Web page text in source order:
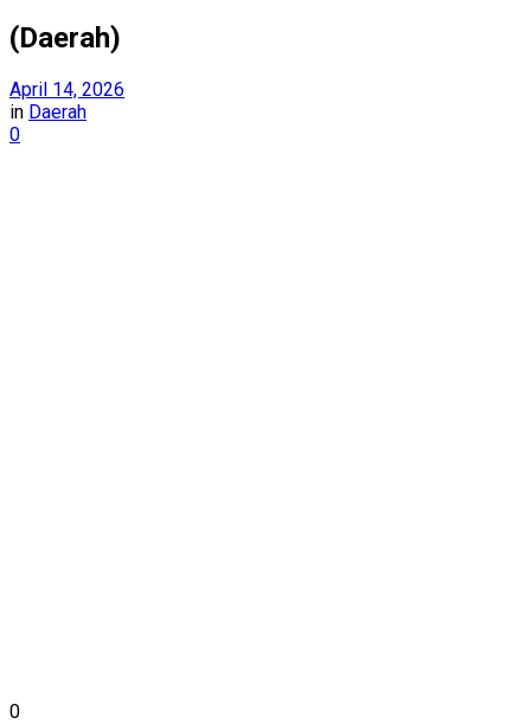
(Daerah)
April 14, 2026
in Daerah
0
0